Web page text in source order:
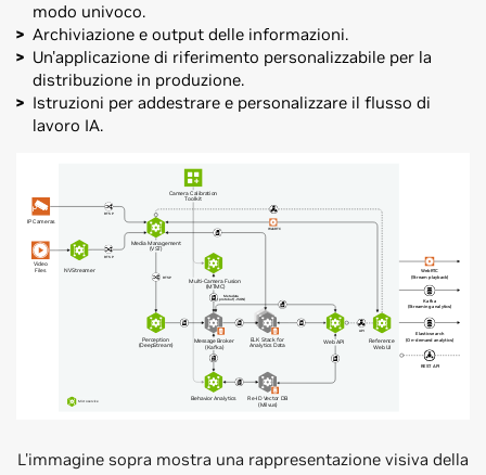
modo univoco.
Archiviazione e output delle informazioni.
Un'applicazione di riferimento personalizzabile per la
distribuzione in produzione.
Istruzioni per addestrare e personalizzare il flusso di
lavoro IA.
L'immagine sopra mostra una rappresentazione visiva della